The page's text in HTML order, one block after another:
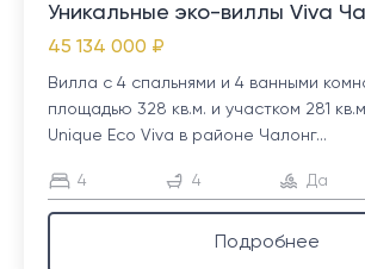
Уникальные эко-виллы Viva
45 134 000 ₽
Вилла с 4 спальнями и 4 ванными
площадью 328 кв.м. и участком 281
Unique Eco Viva в районе Чалонг...
4 4 Да
Подробнее